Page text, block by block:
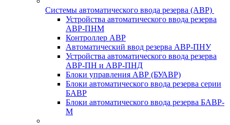
Системы автоматического ввода резерва (АВР)
Устройства автоматического ввода резерва
АВР-ПНМ
Контроллер АВР
Автоматический ввод резерва АВР-ПНУ
Устройства автоматического ввода резерва
АВР-ПН и АВР-ПНД
Блоки управления АВР (БУАВР)
Блоки автоматического ввода резерва серии
БАВР
Блоки автоматического ввода резерва БАВР-
М